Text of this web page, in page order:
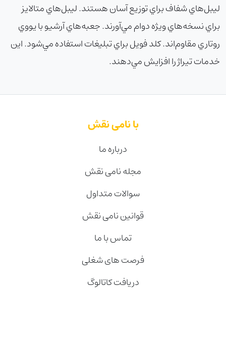
ليبل‌هاي شفاف براي توزيع آسان هستند. ليبل‌هاي متالايز
براي نسخه‌هاي ويژه دوام مي‌آورند. جعبه‌هاي آرشيو با يووي
روتاري مقاوم‌اند. کلد فويل براي تبليغات استفاده مي‌شود. اين
خدمات تيراژ را افزايش مي‌دهند.
با نامی نقش
درباره ما
مجله نامی نقش
سوالات متداول
قوانین نامی نقش
تماس با ما
فرصت های شغلی
دریافت کاتالوگ